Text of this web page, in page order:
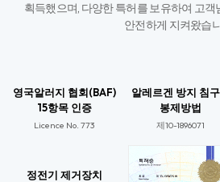
획득했으며, 다양한 특허를 보유하여 고
안전하게 지켜왔습
영국알러지 협회(BAF)
15항목 인증
Licence No. 773​
알레르겐 방지 침
봉제방법
제10-1896071​
정전기 제거장치